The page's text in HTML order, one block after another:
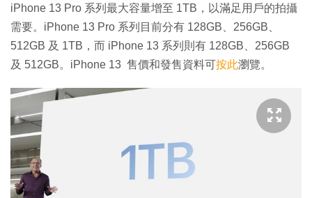
iPhone 13 Pro 系列最大容量增至 1TB，以滿足用戶的拍攝
需要。iPhone 13 Pro 系列目前分有 128GB、256GB、
512GB 及 1TB，而 iPhone 13 系列則有 128GB、256GB
及 512GB。iPhone 13 售價和發售資料可按此瀏覽。